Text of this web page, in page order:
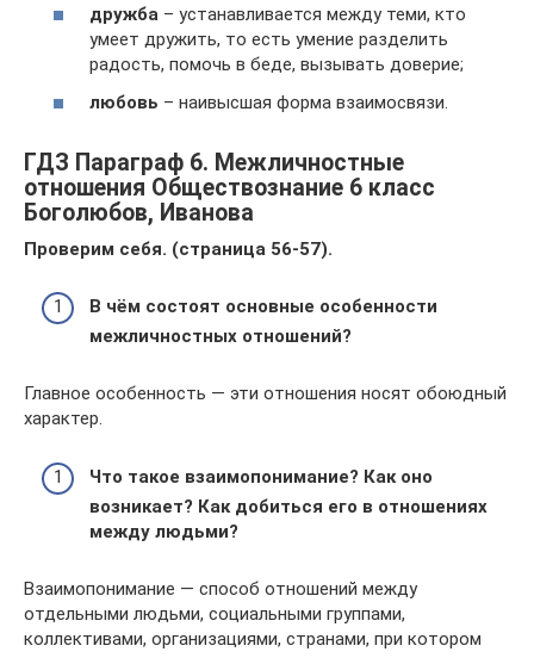
дружба – устанавливается между теми, кто
умеет дружить, то есть умение разделить
радость, помочь в беде, вызывать доверие;
любовь – наивысшая форма взаимосвязи.
ГДЗ Параграф 6. Межличностные
отношения Обществознание 6 класс
Боголюбов, Иванова
Проверим себя. (страница 56-57).
В чём состоят основные особенности
межличностных отношений?
Главное особенность — эти отношения носят обоюдный
характер.
Что такое взаимопонимание? Как оно
возникает? Как добиться его в отношениях
между людьми?
Взаимопонимание — способ отношений между
отдельными людьми, социальными группами,
коллективами, организациями, странами, при котором